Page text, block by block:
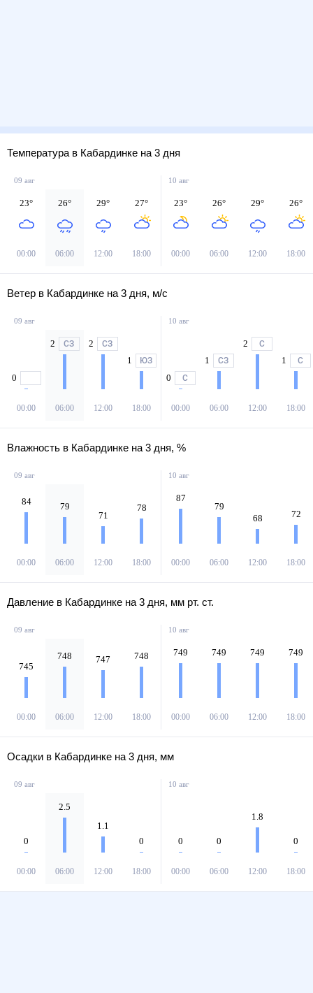
Температура в Кабардинке на 3 дня
09 авг
23°
00:00
26°
06:00
29°
12:00
27°
18:00
10 авг
23°
00:00
26°
06:00
29°
12:00
26°
18:00
Ветер в Кабардинке на 3 дня, м/с
09 авг
0
00:00
2 СЗ
06:00
2 СЗ
12:00
1 ЮЗ
18:00
10 авг
0 С
00:00
1 СЗ
06:00
2 С
12:00
1 С
18:00
Влажность в Кабардинке на 3 дня, %
09 авг
84
00:00
79
06:00
71
12:00
78
18:00
10 авг
87
00:00
79
06:00
68
12:00
72
18:00
Давление в Кабардинке на 3 дня, мм рт. ст.
09 авг
745
00:00
748
06:00
747
12:00
748
18:00
10 авг
749
00:00
749
06:00
749
12:00
749
18:00
Осадки в Кабардинке на 3 дня, мм
09 авг
0
00:00
2.5
06:00
1.1
12:00
0
18:00
10 авг
0
00:00
0
06:00
1.8
12:00
0
18:00